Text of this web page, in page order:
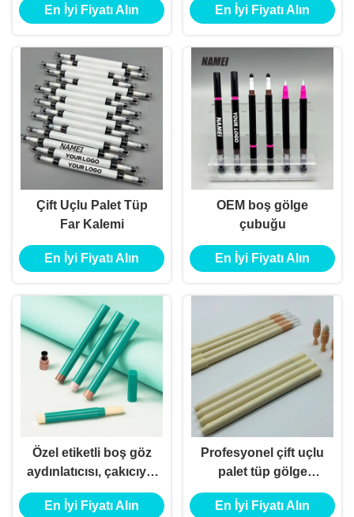
En İyi Fiyatı Alın En İyi Fiyatı Alın
Çift Uçlu Palet Tüp
Far Kalemi
En İyi Fiyatı Alın
OEM boş gölge
çubuğu
En İyi Fiyatı Alın
Özel etiketli boş göz
aydınlatıcısı, çakıcıyla
gölge çubuğu kalem
En İyi Fiyatı Alın
Profesyonel çift uçlu
palet tüp gölge
çubuğu özel etiket
yüksek kaliteli
En İyi Fiyatı Alın